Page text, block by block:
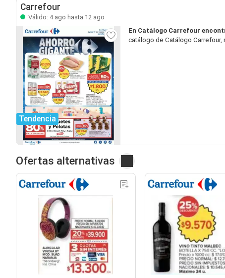
Carrefour
Válido: 4 ago hasta 12 ago
Tendencia
En Catálogo Carrefour
catálogo de Catálogo
Ofertas alternativas